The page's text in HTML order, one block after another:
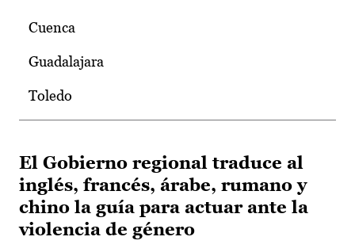
Cuenca
Guadalajara
Toledo
El Gobierno regional traduce al
inglés, francés, árabe, rumano y
chino la guía para actuar ante la
violencia de género